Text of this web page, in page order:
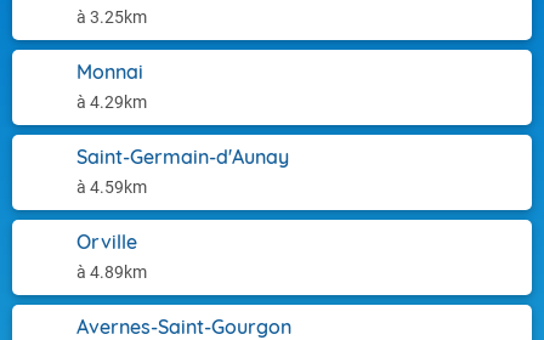
à 3.25km
Monnai
à 4.29km
Saint-Germain-d'Aunay
à 4.59km
Orville
à 4.89km
Avernes-Saint-Gourgon